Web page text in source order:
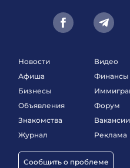
Новости
Афиша
Бизнесы
Объявления
Знакомства
Журнал
Сообщить о проблеме
Видео
Финансы
Форум
Вакансии
Реклама